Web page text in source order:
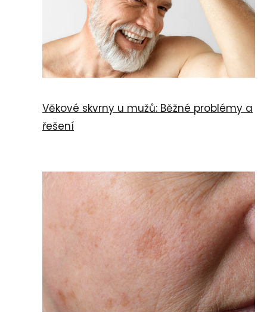
Věkové skvrny u mužů: Běžné problémy a
řešení